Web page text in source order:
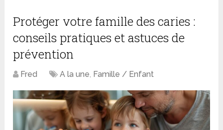
Protéger votre famille des caries :
conseils pratiques et astuces de
prévention
Fred A la une, Famille / Enfant